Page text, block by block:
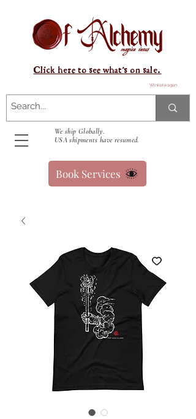
Winkelwagen
We ship Globally.
USA shipments have resumed.
Click here to see what's on sale.
Book Services